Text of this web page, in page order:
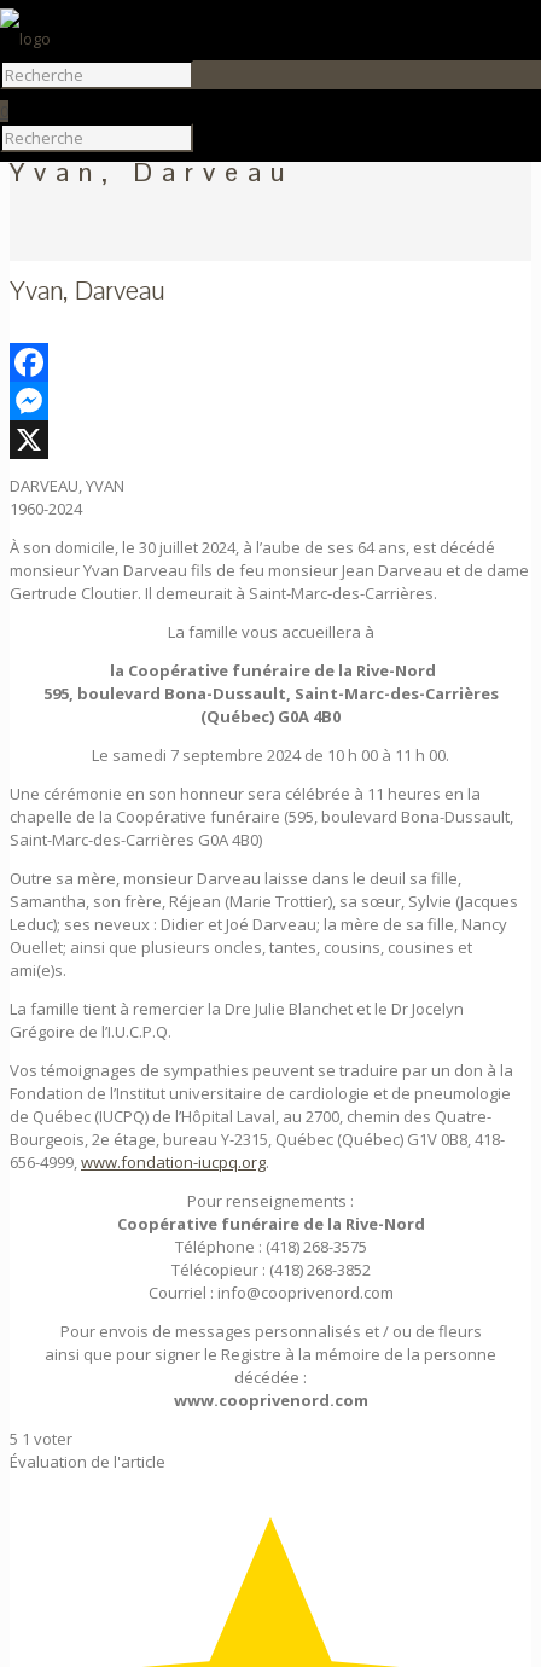
Yvan, Darveau
Yvan, Darveau
Facebook
Messenger
X
DARVEAU, YVAN
1960-2024
À son domicile, le 30 juillet 2024, à l’aube de ses 64 ans, est décédé
monsieur Yvan Darveau fils de feu monsieur Jean Darveau et de dame
Gertrude Cloutier. Il demeurait à Saint-Marc-des-Carrières.
La famille vous accueillera à
la Coopérative funéraire de la Rive-Nord
595, boulevard Bona-Dussault, Saint-Marc-des-Carrières
(Québec) G0A 4B0
Le samedi 7 septembre 2024 de 10 h 00 à 11 h 00.
Une cérémonie en son honneur sera célébrée à 11 heures en la
chapelle de la Coopérative funéraire (595, boulevard Bona-Dussault,
Saint-Marc-des-Carrières G0A 4B0)
Outre sa mère, monsieur Darveau laisse dans le deuil sa fille,
Samantha, son frère, Réjean (Marie Trottier), sa sœur, Sylvie (Jacques
Leduc); ses neveux : Didier et Joé Darveau; la mère de sa fille, Nancy
Ouellet; ainsi que plusieurs oncles, tantes, cousins, cousines et
ami(e)s.
La famille tient à remercier la Dre Julie Blanchet et le Dr Jocelyn
Grégoire de l’I.U.C.P.Q.
Vos témoignages de sympathies peuvent se traduire par un don à la
Fondation de l’Institut universitaire de cardiologie et de pneumologie
de Québec (IUCPQ) de l’Hôpital Laval, au 2700, chemin des Quatre-
Bourgeois, 2e étage, bureau Y-2315, Québec (Québec) G1V 0B8, 418-
656-4999,www.fondation-iucpq.org.
Pour renseignements :
Coopérative funéraire de la Rive-Nord
Téléphone : (418) 268-3575
Télécopieur : (418) 268-3852
Courriel : info@cooprivenord.com
Pour envois de messages personnalisés et / ou de fleurs
ainsi que pour signer le Registre à la mémoire de la personne
décédée :
www.cooprivenord.com
5 1 voter
Évaluation de l'article